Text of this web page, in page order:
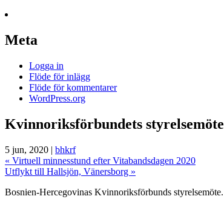
Meta
Logga in
Flöde för inlägg
Flöde för kommentarer
WordPress.org
Kvinnoriksförbundets styrelsemöte
5 jun, 2020 | bhkrf
« Virtuell minnesstund efter Vitabandsdagen 2020
Utflykt till Hallsjön, Vänersborg »
Bosnien-Hercegovinas Kvinnoriksförbunds styrelsemöte.